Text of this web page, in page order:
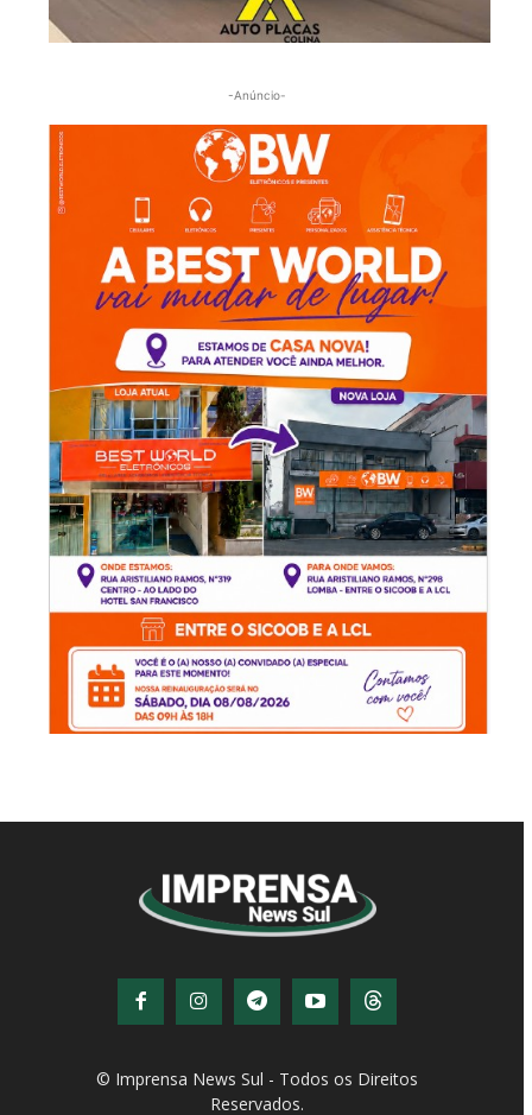
-Anúncio-
© Imprensa News Sul - Todos os Direitos
Reservados.